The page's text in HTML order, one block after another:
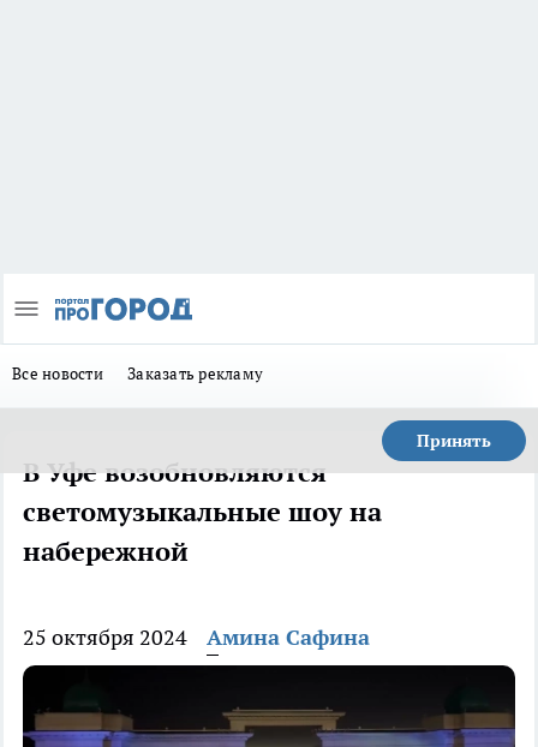
Все новости Заказать рекламу
Принять
В Уфе возобновляются
светомузыкальные шоу на
набережной
25 октября 2024 Амина Сафина